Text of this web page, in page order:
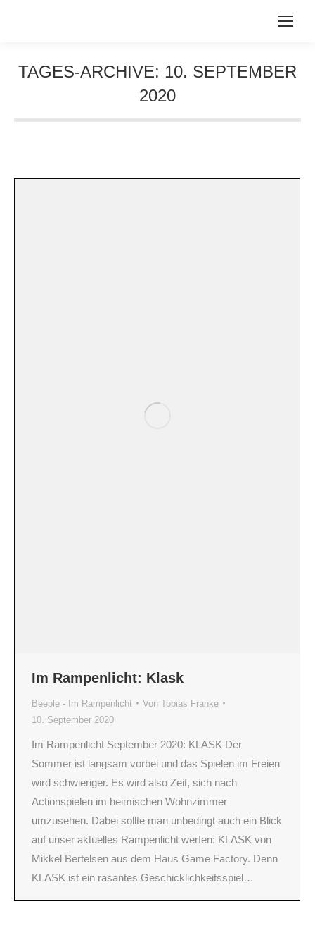
TAGES-ARCHIVE: 10. SEPTEMBER
2020
Im Rampenlicht: Klask
Beeple - Im Rampenlicht Von Tobias Franke
10. September 2020
Im Rampenlicht September 2020: KLASK Der
Sommer ist langsam vorbei und das Spielen im Freien
wird schwieriger. Es wird also Zeit, sich nach
Actionspielen im heimischen Wohnzimmer
umzusehen. Dabei sollte man unbedingt auch ein Blick
auf unser aktuelles Rampenlicht werfen: KLASK von
Mikkel Bertelsen aus dem Haus Game Factory. Denn
KLASK ist ein rasantes Geschicklichkeitsspiel…